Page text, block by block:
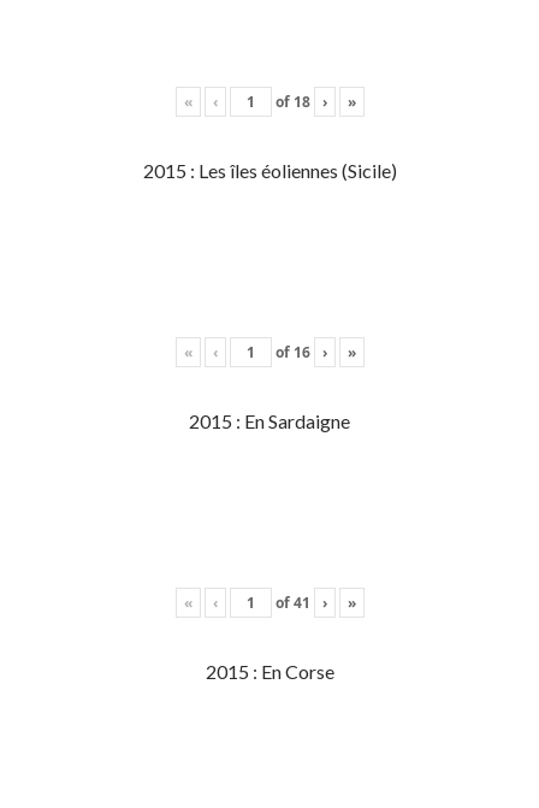
« ‹ of 18 › »
2015 : Les îles éoliennes (Sicile)
« ‹ of 16 › »
2015 : En Sardaigne
« ‹ of41 › »
2015 : En Corse